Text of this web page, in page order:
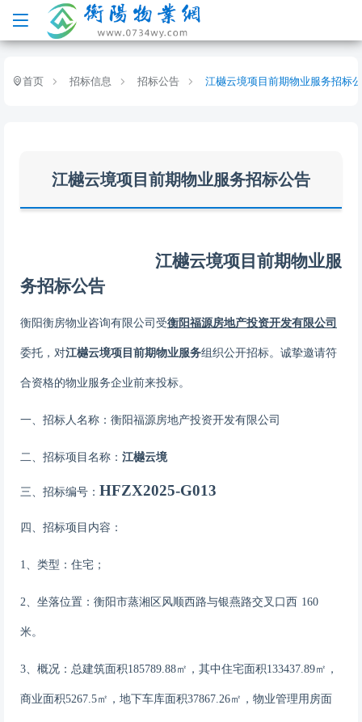
首页 招标信息 招标公告 江樾云境项目前期物业服务招标
江樾云境项目前期物业服务招标公告
江樾云境项目前期物业服
务招标公告
衡阳衡房物业咨询有限公司受衡阳福源房地产投资开发有限公司
委托，对江樾云境项目前期物业服务组织公开招标。诚挚邀请符
合资格的物业服务企业前来投标。
一、招标人名称： 衡阳福源房地产投资开发有限公司
二、招标项目名称： 江樾云境
三、招标编号： HFZX2025-G013
四、招标项目内容：
1、类型：住宅；
2、坐落位置： 衡阳市蒸湘区风顺西路与银燕路交叉口西 160
米。
3、概况： 总建筑面积185789.88㎡ ，其中住宅面积133437.89㎡，
商业面积5267.5㎡ ， 地下车库面积37867.26㎡， 物业管理用房面